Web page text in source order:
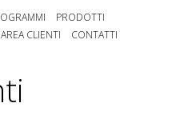
PRODOTTI
AREA CLIENTI
CONTATTI